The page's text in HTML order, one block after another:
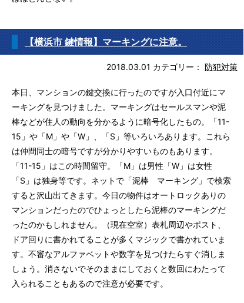
【横浜市 鍵情報】マーキングに注意。
2018.03.01 カテゴリー： 防犯対策
本日、マンションの鍵交換に行ったのですが入口付近にマ
ーキングを見つけました。マーキングはセールスマンや泥
棒などが住人の動向を分かるように暗号化したもの。「11-
15」や「M」や「W」、「S」等いろいろあります。これら
は仲間同士の暗号ですが分かりやすいものもあります。
「11-15」はこの時間留守。「M」は男性「W」は女性
「S」は独身等です。ネットで「泥棒 マーキング」で検索
すると沢山出てきます。今日の物件はオートロックありの
マンションだったのでひょっとしたら泥棒のマーキングだ
ったのかもしれません。（現在空室）表札周辺やポスト、
ドア回りに書かれてることが多くマジックで書かれていま
す。不審なアルファベットや数字を見つけたらすぐ消しま
しょう。消さないでそのままにしておくと数回にわたって
入られることもあるので注意が必要です。